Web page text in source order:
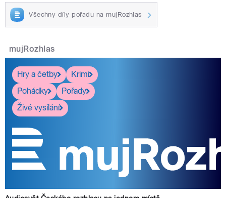
Všechny díly pořadu na mujRozhlas
mujRozhlas
Hry a četby
Krimi
Pohádky
Pořady
Živé vysílání